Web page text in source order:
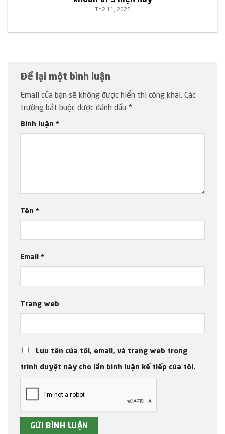
Th2 11, 2025
Để lại một bình luận
Email của bạn sẽ không được hiển thị công khai. Các
trường bắt buộc được đánh dấu *
Bình luận *
Tên *
Email *
Trang web
Lưu tên của tôi, email, và trang web trong
trình duyệt này cho lần bình luận kế tiếp của tôi.